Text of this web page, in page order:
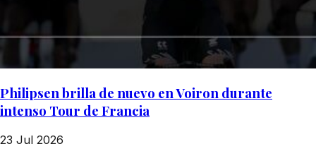
Philipsen brilla de nuevo en Voiron durante
intenso Tour de Francia
23 Jul 2026